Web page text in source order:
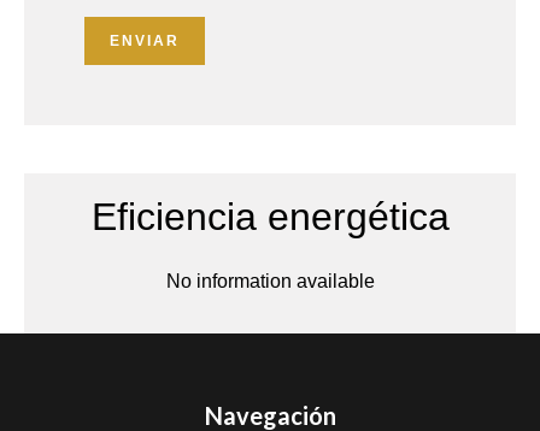
ENVIAR
Eficiencia energética
No information available
Navegación